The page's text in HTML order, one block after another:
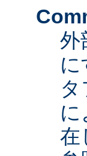
外
在